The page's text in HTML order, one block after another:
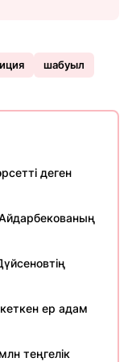
шабуыл
деген
Айдарбекованың
ер адам
теңгелік